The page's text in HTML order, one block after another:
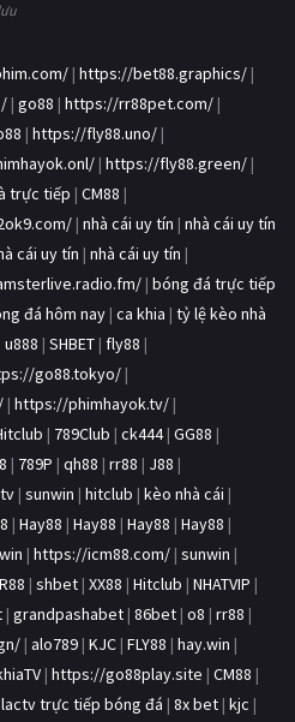
| https://bet88.graphics/ |
| go88 | https://rr88pet.com/ |
| https://fly88.uno/ |
| https://fly88.green/ |
trực tiếp | CM88 |
| nhà cái uy tín | nhà cái uy tín
cái uy tín | nhà cái uy tín |
| bóng đá trực tiếp
đá hôm nay | ca khia | tỷ lệ kèo nhà
u888 | SHBET | fly88 |
go88.tokyo/ |
| https://phimhayok.tv/ |
| 789Club | ck444| GG88 |
| 789P | qh88 | rr88 | J88 |
| sunwin | hitclub | kèo nhà cái |
| Hay88 | Hay88 | Hay88 | Hay88 |
| https://icm88.com/ | sunwin |
| shbet | XX88 | Hitclub | NHATVIP |
| grandpashabet | 86bet | o8 | rr88 |
| alo789 | KJC | FLY88 | hay.win |
| https://go88play.site | CM88 |
trực tiếp bóng đá | 8x bet | kjc |